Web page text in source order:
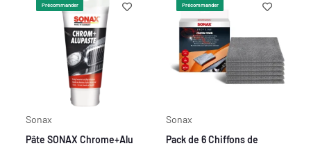
Précommander
Sonax
Pâte SONAX Chrome+Alu
Précommander
Sonax
Pack de 6 Chiffons de